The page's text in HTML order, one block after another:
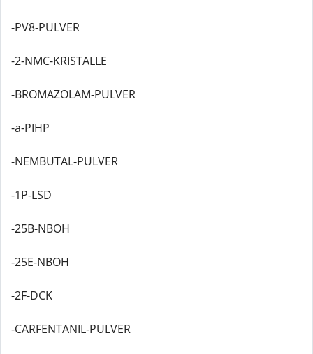
-PV8-PULVER
-2-NMC-KRISTALLE
-BROMAZOLAM-PULVER
-a-PIHP
-NEMBUTAL-PULVER
-1P-LSD
-25B-NBOH
-25E-NBOH
-2F-DCK
-CARFENTANIL-PULVER